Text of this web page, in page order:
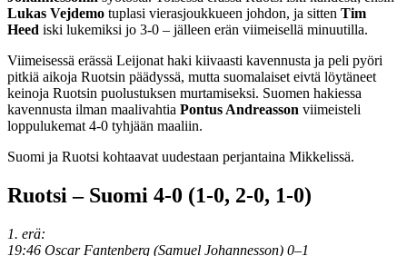
Lukas Vejdemo tuplasi vierasjoukkueen johdon, ja sitten Tim
Heed iski lukemiksi jo 3-0 – jälleen erän viimeisellä minuutilla.
Viimeisessä erässä Leijonat haki kiivaasti kavennusta ja peli pyöri
pitkiä aikoja Ruotsin päädyssä, mutta suomalaiset eivtä löytäneet
keinoja Ruotsin puolustuksen murtamiseksi. Suomen hakiessa
kavennusta ilman maalivahtia Pontus Andreasson viimeisteli
loppulukemat 4-0 tyhjään maaliin.
Suomi ja Ruotsi kohtaavat uudestaan perjantaina Mikkelissä.
Ruotsi – Suomi 4-0 (1-0, 2-0, 1-0)
1. erä:
19:46 Oscar Fantenberg (Samuel Johannesson) 0–1